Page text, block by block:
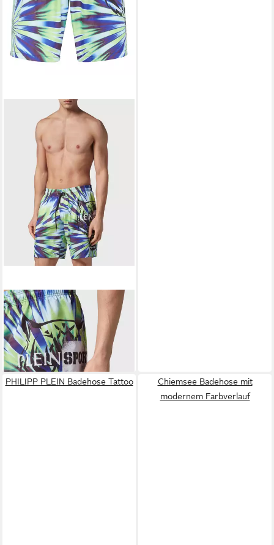
PLEIN SPORT
Badehose Tiger
113,99 € UVP179,99 €
-37%
lieferbar - in 5-6 Werktagen bei dir
PHILIPP PLEIN Badehose Tattoo
Chiemsee Badehose mit
modernem Farbverlauf